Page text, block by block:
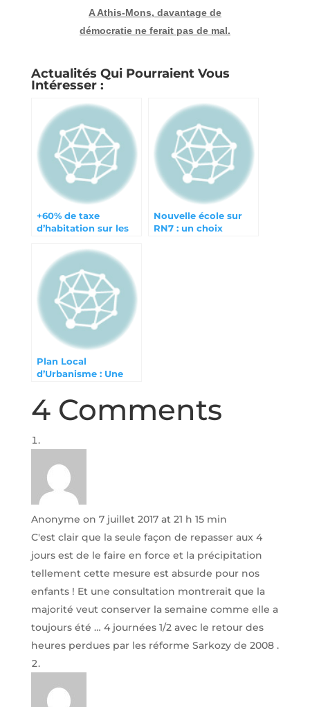
A Athis-Mons, davantage de
démocratie ne ferait pas de mal.
Actualités Qui Pourraient Vous
Intéresser :
+60% de taxe
d’habitation sur les
secondaires : et les
binationaux ?
Nouvelle école sur
RN7 : un choix
Plan Local
d’Urbanisme : Une
4 Comments
Anonyme on 7 juillet 2017 at 21 h 15 min
C'est clair que la seule façon de repasser aux 4
jours est de le faire en force et la précipitation
tellement cette mesure est absurde pour nos
enfants ! Et une consultation montrerait que la
majorité veut conserver la semaine comme elle a
toujours été … 4 journées 1/2 avec le retour des
heures perdues par les réforme Sarkozy de 2008 .